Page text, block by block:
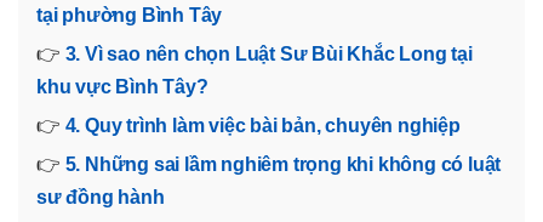
tại phường Bình Tây
👉 3. Vì sao nên chọn Luật Sư Bùi Khắc Long tại
khu vực Bình Tây?
👉 4. Quy trình làm việc bài bản, chuyên nghiệp
👉 5. Những sai lầm nghiêm trọng khi không có luật
sư đồng hành